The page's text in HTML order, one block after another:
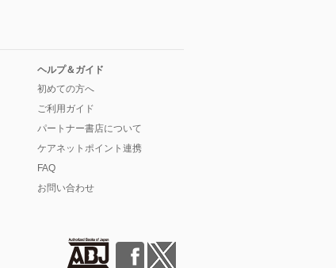
ヘルプ＆ガイド
初めての方へ
ご利用ガイド
パートナー書店について
ケアネットポイント連携
FAQ
お問い合わせ